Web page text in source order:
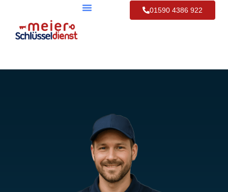
01590 4386 922